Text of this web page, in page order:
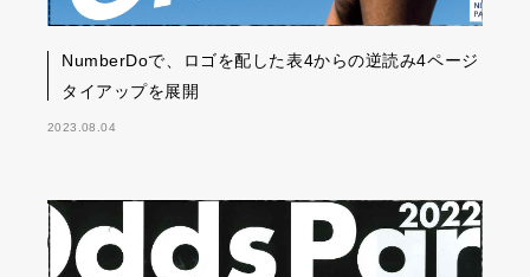
NumberDoで、ロゴを配した表4からの逆読み4ページ
タイアップを展開
2023.08.04